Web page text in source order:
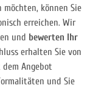
möchten, können Sie
erreichen. Wir
und bewerten Ihr
erhalten Sie von
Angebot
und Sie